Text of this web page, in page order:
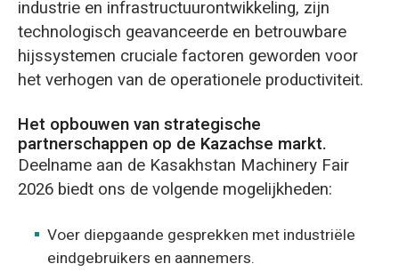
industrie en infrastructuurontwikkeling, zijn
technologisch geavanceerde en betrouwbare
hijssystemen cruciale factoren geworden voor
het verhogen van de operationele productiviteit.
Het opbouwen van strategische
partnerschappen op de Kazachse markt.
Deelname aan de Kasakhstan Machinery Fair
2026 biedt ons de volgende mogelijkheden:
Voer diepgaande gesprekken met industriële
eindgebruikers en aannemers.